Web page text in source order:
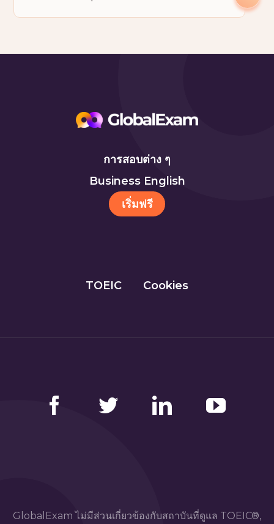
การสอบต่าง ๆ
Business English
เริ่มฟรี
TOEIC Cookies
GlobalExam ไม่มีส่วนเกี่ยวข้องกับสถาบันที่ดูแล TOEIC®,